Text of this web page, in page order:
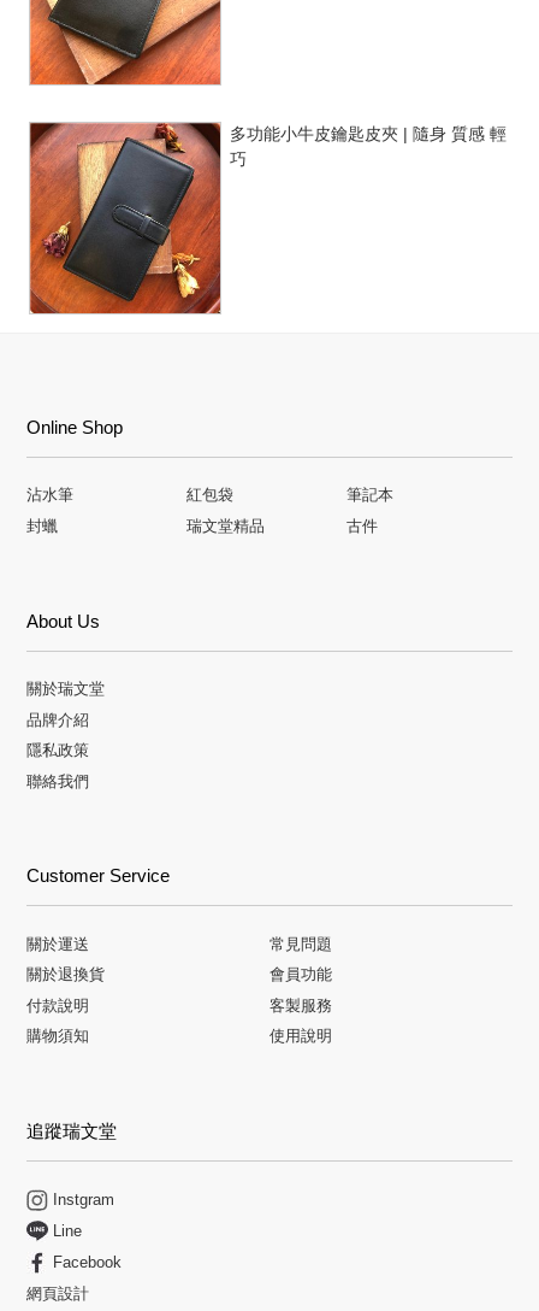
多功能小牛皮鑰匙皮夾 | 隨身 質感 輕
巧
Online Shop
沾水筆 紅包袋
筆記本
封蠟
瑞文堂精品 古件
About Us
關於瑞文堂
品牌介紹
隱私政策
聯絡我們
Customer Service
關於運送
常見問題
關於退換貨
會員功能
付款說明
客製服務
購物須知
使用說明
追蹤瑞文堂
Instgram
Line
Facebook
網頁設計